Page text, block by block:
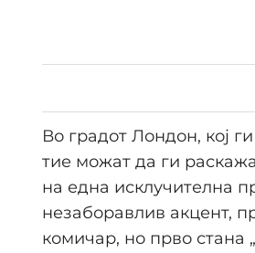
Во градот Лондон, кој
тие можат да ги
на една исклучителна
незаборавлив акцент,
комичар, но прво стана